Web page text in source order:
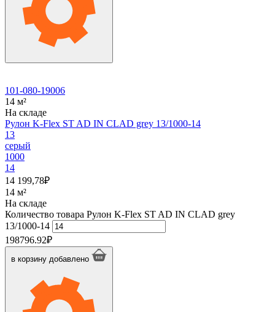
101-080-19006
14 м²
На складе
Рулон K-Flex ST AD IN CLAD grey 13/1000-14
13
серый
1000
14
14 199,78₽
14 м²
На складе
Количество товара Рулон K-Flex ST AD IN CLAD grey
13/1000-14
198796.92₽
в корзину добавлено